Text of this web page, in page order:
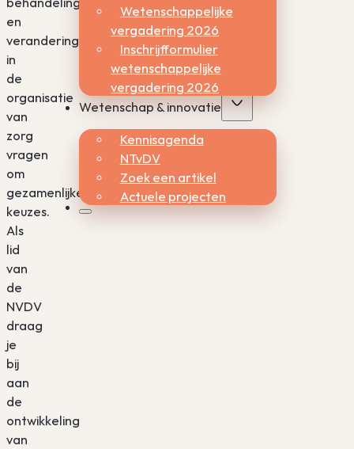
Wetenschappelijke
vergadering 2026
Inschrijfformulier
wetenschappelijke
vergadering 2026
Wetenschap & innovatie
Kennisagenda
NTvDV
Zoek een artikel
Actuele projecten
en
veranderingen
in
de
organisatie
van
zorg
vragen
om
gezamenlijke
keuzes.
Als
lid
van
de
NVDV
draag
je
bij
aan
de
ontwikkeling
van